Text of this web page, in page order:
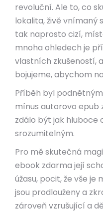
revoluční. Ale to, co
lokalita, živě vnímaný
tak naprosto cizí,
mnoha ohledech je
vlastních zkušeností,
bojujeme, abychom
Příběh byl
mínus autorovo epub
zdálo být jak hluboce
srozumitelným.
Pro mě skutečná
ebook zdarma její
úžasu, pocit, že vše je
jsou prodlouženy a
zároveň vzrušující a